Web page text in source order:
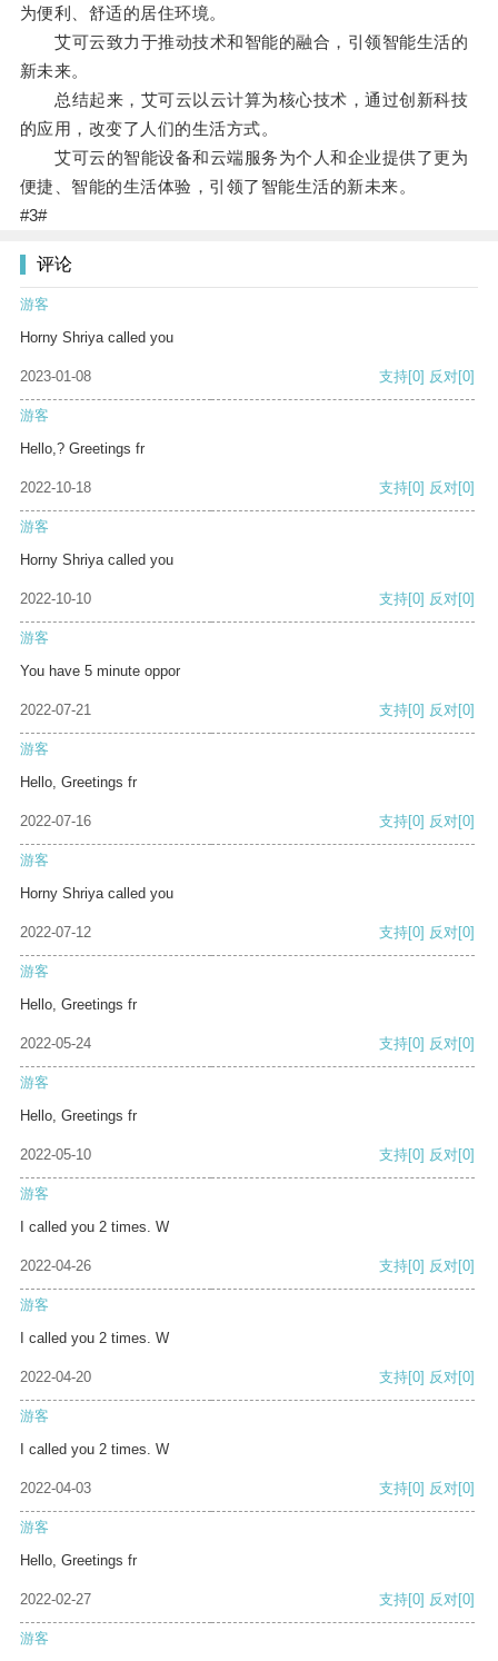
为便利、舒适的居住环境。
艾可云致力于推动技术和智能的融合，引领智能生活的
新未来。
总结起来，艾可云以云计算为核心技术，通过创新科技
的应用，改变了人们的生活方式。
艾可云的智能设备和云端服务为个人和企业提供了更为
便捷、智能的生活体验，引领了智能生活的新未来。
#3#
评论
游客
Horny Shriya called you
2023-01-08 支持[0] 反对[0]
游客
Hello,? Greetings fr
2022-10-18 支持[0] 反对[0]
游客
Horny Shriya called you
2022-10-10 支持[0] 反对[0]
游客
You have 5 minute oppor
2022-07-21 支持[0] 反对[0]
游客
Hello, Greetings fr
2022-07-16 支持[0] 反对[0]
游客
Horny Shriya called you
2022-07-12 支持[0] 反对[0]
游客
Hello, Greetings fr
2022-05-24 支持[0] 反对[0]
游客
Hello, Greetings fr
2022-05-10 支持[0] 反对[0]
游客
I called you 2 times. W
2022-04-26 支持[0] 反对[0]
游客
I called you 2 times. W
2022-04-20 支持[0] 反对[0]
游客
I called you 2 times. W
2022-04-03 支持[0] 反对[0]
游客
Hello, Greetings fr
2022-02-27 支持[0] 反对[0]
游客